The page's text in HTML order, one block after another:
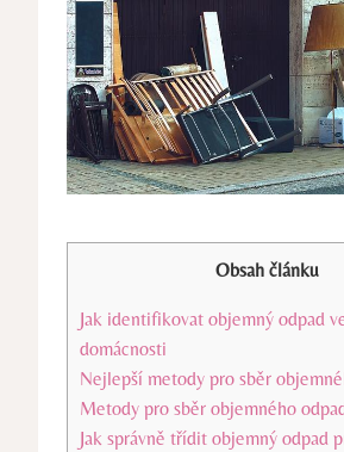
Obsah článku
Jak identifikovat objemný odpad
domácnosti
Nejlepší metody pro sběr
Metody pro sběr objemného
Jak správně třídit objemný odpad